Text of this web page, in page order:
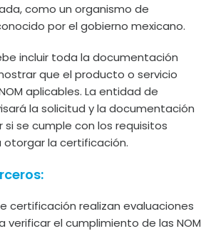
como un organismo de
por el gobierno mexicano.
incluir toda la documentación
que el producto o servicio
aplicables. La entidad de
la solicitud y la documentación
se cumple con los requisitos
otorgar la certificación.
certificación realizan evaluaciones
verificar el cumplimiento de las NOM